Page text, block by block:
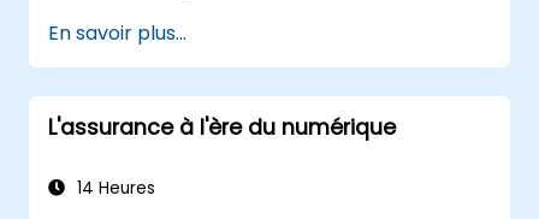
qualité des données.
Créer des cartes et des visualisations
dynamiques et interactives pour diverses
applications.
l'automatisation pour rationaliser les flux
En savoir plus...
L'assurance à l'ère du numérique
14 Heures